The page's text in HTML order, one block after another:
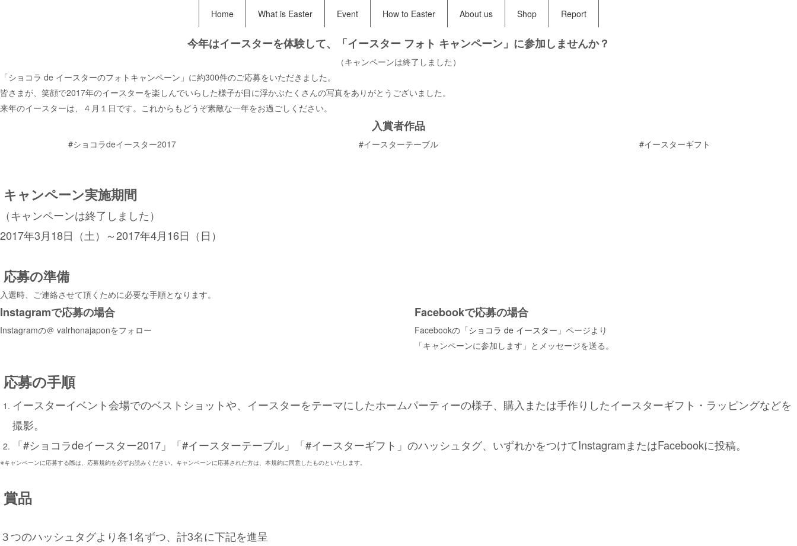
Home What is Easter Event How to Easter About us Shop Report
今年はイースターを体験して、「イースター フォト キャンペーン」に参加しませんか？
（キャンペーンは終了しました）
「ショコラ de イースターのフォトキャンペーン」に約300件のご応募をいただきました。
皆さまが、笑顔で2017年のイースターを楽しんでいらした様子が目に浮かぶたくさんの写真をありがとうございました。
来年のイースターは、４月１日です。これからもどうぞ素敵な一年をお過ごしください。
入賞者作品
#ショコラdeイースター2017
#イースターテーブル #イースターギフト
キャンペーン実施期間
（キャンペーンは終了しました）
2017年3月18日（土）～2017年4月16日（日）
応募の準備
入選時、ご連絡させて頂くために必要な手順となります。
Instagramで応募の場合
Instagramの＠ valrhonajaponをフォロー
Facebookで応募の場合
Facebookの「ショコラ de イースター 」ページより
「キャンペーンに参加します」とメッセージを送る。
応募の手順
イースターイベント会場でのベストショットや、イースターをテーマにしたホームパーティーの様子、購入または手作りしたイースターギフト・ラッピングなどを
撮影。
「#ショコラdeイースター2017」「#イースターテーブル」「#イースターギフト」のハッシュタグ、いずれかをつけてInstagramまたはFacebookに投稿。
※キャンペーンに応募する際は、応募規約を必ずお読みください。キャンペーンに応募された方は、本規約に同意したものといたします。
賞品
３つのハッシュタグより各1名ずつ、計3名に下記を進呈